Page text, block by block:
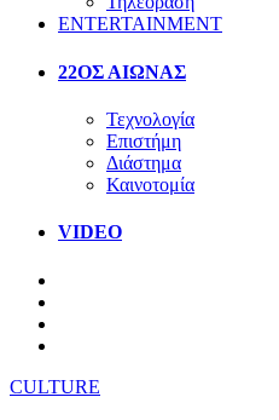
ENTERTAINMENT
22ΟΣ ΑΙΩΝΑΣ
Τεχνολογία
Επιστήμη
Διάστημα
Καινοτομία
VIDEO
CULTURE